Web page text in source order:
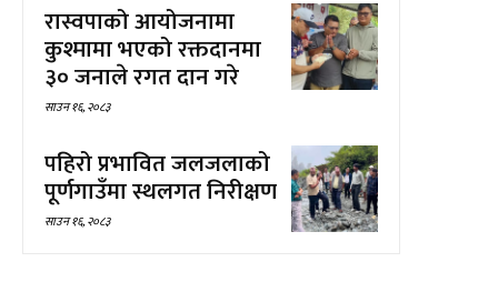
रास्वपाको आयोजनामा
कुश्मामा भएको रक्तदानमा
३० जनाले रगत दान गरे
साउन १६, २०८३
पहिरो प्रभावित जलजलाको
पूर्णगाउँमा स्थलगत निरीक्षण
साउन १६, २०८३